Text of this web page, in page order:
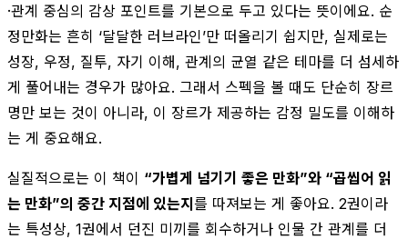
·관계 중심의 감상 포인트를 기본으로 두고 있다는 뜻이에요. 순
정만화는 흔히 ‘달달한 러브라인’만 떠올리기 쉽지만, 실제로는
성장, 우정, 질투, 자기 이해, 관계의 균열 같은 테마를 더 섬세하
게 풀어내는 경우가 많아요. 그래서 스펙을 볼 때도 단순히 장르
명만 보는 것이 아니라, 이 장르가 제공하는 감정 밀도를 이해하
는 게 중요해요.
실질적으로는 이 책이 “가볍게 넘기기 좋은 만화”와 “곱씹어 읽
는 만화”의 중간 지점에 있는지를 따져보는 게 좋아요. 2권이라
는 특성상, 1권에서 던진 미끼를 회수하거나 인물 간 관계를 더